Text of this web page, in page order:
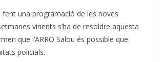
fent una programació de les noves
vinents s’ha de resoldre aquesta
que l’ARRO Salou és possible que
policials.